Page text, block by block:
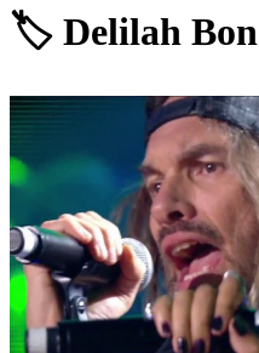
🏷️ Delilah Bon